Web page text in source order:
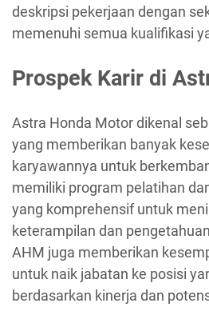
deskripsi pekerjaan dengan
memenuhi semua kualifikasi
Prospek Karir di
Astra Honda Motor dikenal
yang memberikan banyak
karyawannya untuk
memiliki program pelatihan
yang komprehensif untuk
keterampilan dan
AHM juga memberikan
untuk naik jabatan ke posisi
berdasarkan kinerja dan